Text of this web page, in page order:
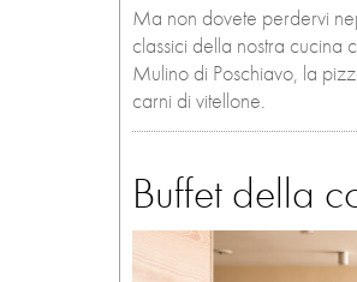
Ma non dovete perdervi
classici della nostra cucina
Mulino di Poschiavo, la
carni di vitellone.
Buffet della